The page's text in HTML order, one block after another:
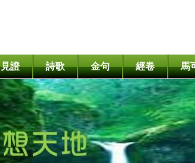
見證 詩歌 金句 經卷 馬